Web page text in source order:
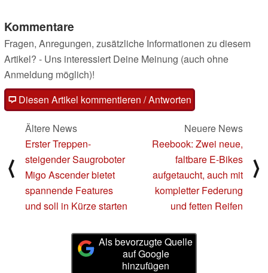
Kommentare
Fragen, Anregungen, zusätzliche Informationen zu diesem
Artikel? - Uns interessiert Deine Meinung (auch ohne
Anmeldung möglich)!
Diesen Artikel kommentieren / Antworten
⟨
Ältere News
Erster Treppen-
steigender Saugroboter
Migo Ascender bietet
spannende Features
und soll in Kürze starten
Neuere News
Reebook: Zwei neue,
faltbare E-Bikes
aufgetaucht, auch mit
kompletter Federung
und fetten Reifen
⟩
Als bevorzugte Quelle
auf Google
hinzufügen